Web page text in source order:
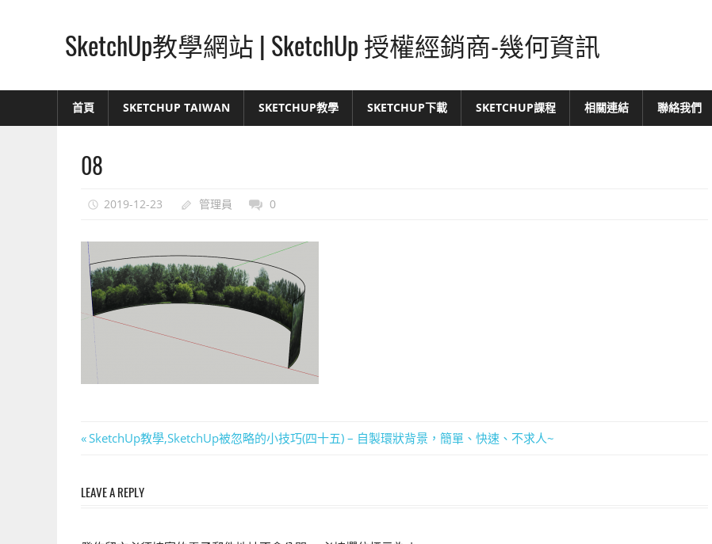
SketchUp教學網站 | SketchUp 授權經銷商-幾何資訊
最
首頁 SKETCHUP TAIWAN SKETCHUP教學 SKETCHUP下載 SKETCHUP課程 相關連結 聯絡我們
08
2019-12-23 管理員 0
文
導
覽
Previous
SketchUp教學,SketchUp被忽略的小技巧(四十五) – 自製環狀背景，簡單、快速、不求人~
LEAVE A REPLY